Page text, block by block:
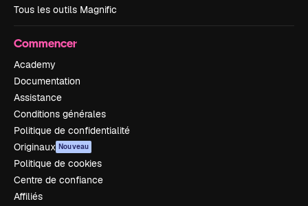
Tous les outils Magnific
Commencer
Academy
Documentation
Assistance
Conditions générales
Politique de confidentialité
Originaux Nouveau
Politique de cookies
Centre de confiance
Affiliés